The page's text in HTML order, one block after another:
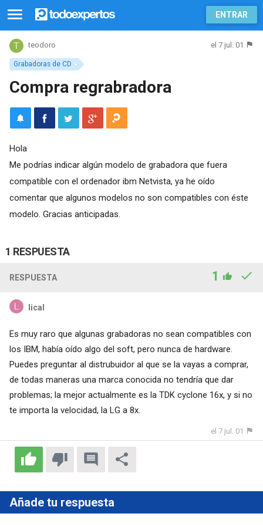
ENTRAR
Grabadoras de CD
teodoro el 7 jul. 01
Compra regrabradora
Hola
Me podrías indicar algún modelo de grabadora que fuera
compatible con el ordenador ibm Netvista, ya he oído
comentar que algunos modelos no son compatibles con éste
modelo. Gracias anticipadas.
1 RESPUESTA
RESPUESTA 1
lical
Es muy raro que algunas grabadoras no sean compatibles con
los IBM, había oído algo del soft, pero nunca de hardware.
Puedes preguntar al distrubuidor al que se la vayas a comprar,
de todas maneras una marca conocida no tendría que dar
problemas; la mejor actualmente es la TDK cyclone 16x, y si no
te importa la velocidad, la LG a 8x.
el 7 jul. 01
Añade tu respuesta